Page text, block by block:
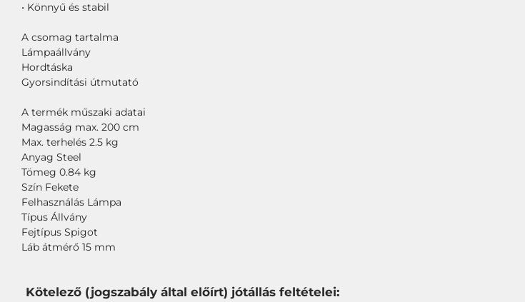
• Könnyű és stabil
A csomag tartalma
Lámpaállvány
Hordtáska
Gyorsindítási útmutató
A termék műszaki adatai
Magasság max. 200 cm
Max. terhelés 2.5 kg
Anyag Steel
Tömeg 0.84 kg
Szín Fekete
Felhasználás Lámpa
Típus Állvány
Fejtípus Spigot
Láb átmérő 15 mm
Kötelező (jogszabály által előírt) jótállás feltételei: